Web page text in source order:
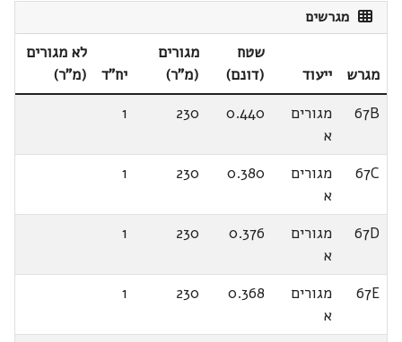
מגרשים
מגרש ייעוד
שטח
(דונם)
מגורים
(מ"ר)
יח"ד
לא מגורים
(מ"ר)
67B
מגורים
א
0.440
230
1
67C
מגורים
א
0.380
230
1
67D
מגורים
א
0.376
230
1
67E
מגורים
א
0.368
230
1